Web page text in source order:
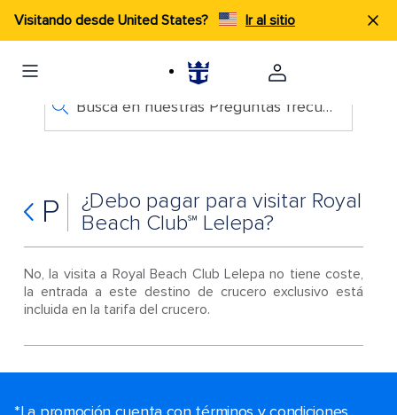
Visitando desde United States? Ir al sitio
Busca en nuestras Preguntas frecuentes
P
¿Debo pagar para visitar Royal
Beach Club℠ Lelepa?
No, la visita a Royal Beach Club Lelepa no tiene coste,
la entrada a este destino de crucero exclusivo está
incluida en la tarifa del crucero.